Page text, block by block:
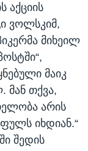
აქციის
ვოლსკიმ,
მიხეილ
მაიკ
თქვა,
არის
იხდიან.“
შედის